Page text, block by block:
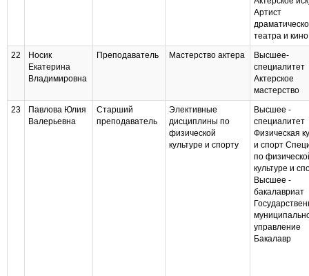
Артист
театра и кино
22
Носик
Екатерина
Владимировна
Преподаватель Мастерство актера
Высшее-
специалитет
Актерское
мастерство
23
Павлова Юлия
Валерьевна
Старший
преподаватель
Элективные
дисциплины по
физической
культуре и спорту
Высшее -
специалитет
Физическая
и спорт
по
культуре и
Высшее -
бакалавриат
управление
Бакалавр